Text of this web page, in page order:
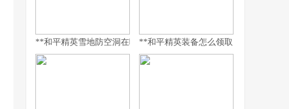
**和平精英雪地防空洞在哪里，副标题，冰封秘境与战术宝库探寻
**和平精英装备怎么领取，资深玩家